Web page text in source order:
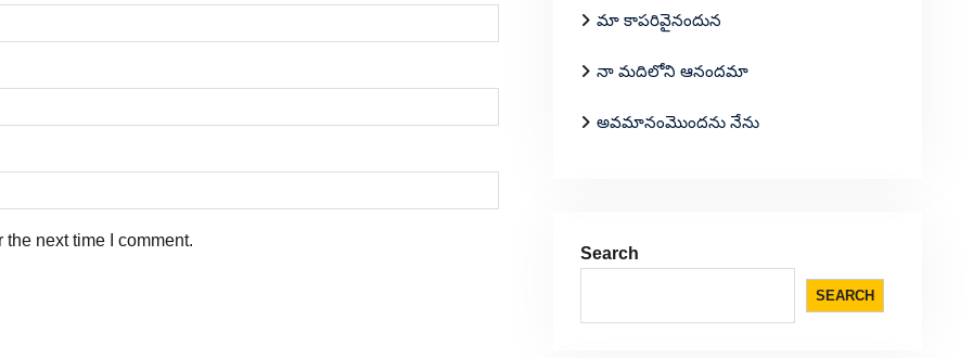
next time I comment.
మా కాపరివైనందున
నా మదిలోని ఆనందమా
అవమానంమొందను నేను
Search
SEARCH